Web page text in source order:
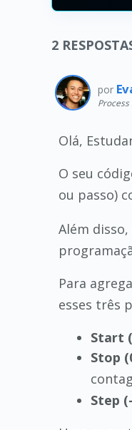
2
por
Olá,
O seu
ou passo)
Além
Para
esses três
Start
Stop
Step